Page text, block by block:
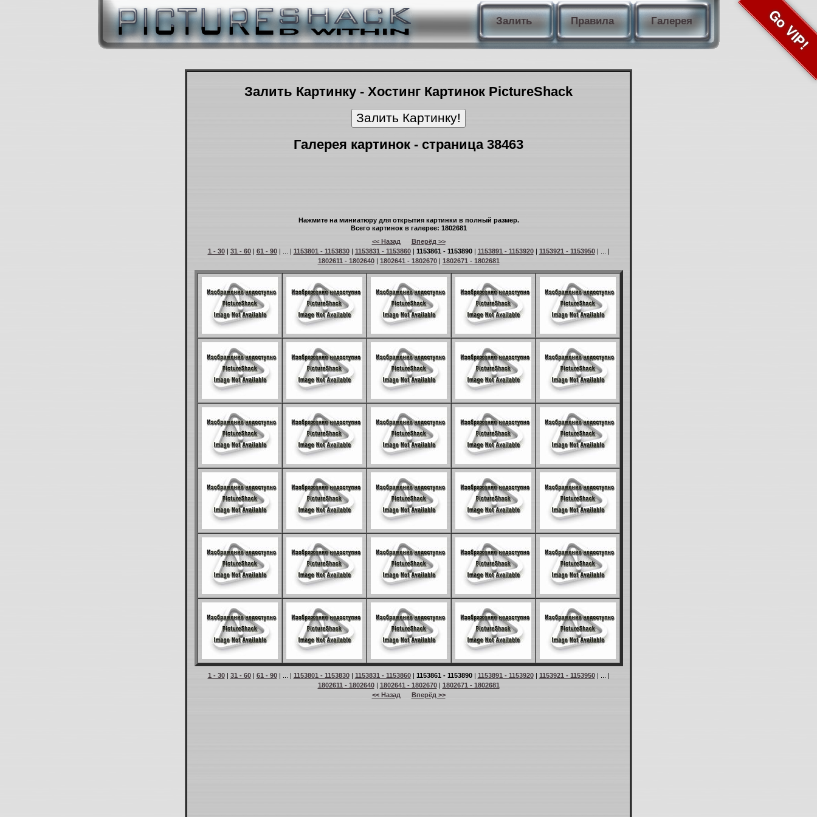
Залить Правила Галерея Go VIP!
Залить Картинку - Хостинг Картинок PictureShack
Галерея картинок - страница 38463
Нажмите на миниатюру для открытия картинки в полный размер.
Всего картинок в галерее: 1802681
<< Назад
Вперёд >>
1 - 30| 31 - 60| 61 - 90| ... | 1153801 - 1153830| 1153831 - 1153860| 1153861 - 1153890| 1153891 - 1153920| 1153921 - 1153950| ... |
1802611 - 1802640| 1802641 - 1802670| 1802671 - 1802681
1 - 30| 31 - 60| 61 - 90| ... | 1153801 - 1153830| 1153831 - 1153860| 1153861 - 1153890| 1153891 - 1153920| 1153921 - 1153950| ... |
1802611 - 1802640| 1802641 - 1802670| 1802671 - 1802681
<< Назад
Вперёд >>